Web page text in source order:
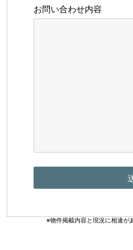
お問い合わせ内容
※物件掲載内容と現況に相違が